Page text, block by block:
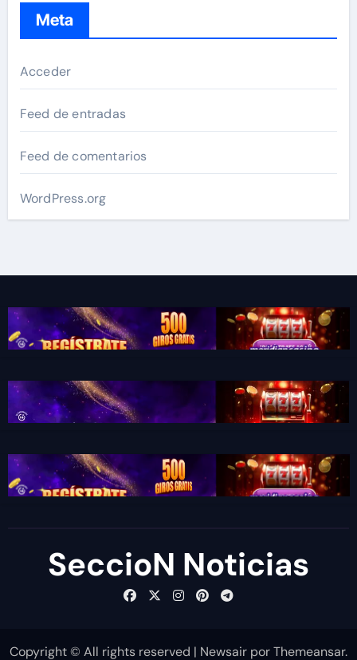
Meta
Acceder
Feed de entradas
Feed de comentarios
WordPress.org
SeccioN Noticias
Copyright © All rights reserved | Newsair porThemeansar.